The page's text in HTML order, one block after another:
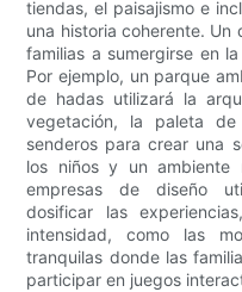
tiendas, el paisajismo e
una historia coherente. Un
familias a sumergirse en
Por ejemplo, un parque
de hadas utilizará la
vegetación, la paleta
senderos para crear una
los niños y un ambiente
empresas de diseño
dosificar las
intensidad, como las
tranquilas donde las
participar en juegos